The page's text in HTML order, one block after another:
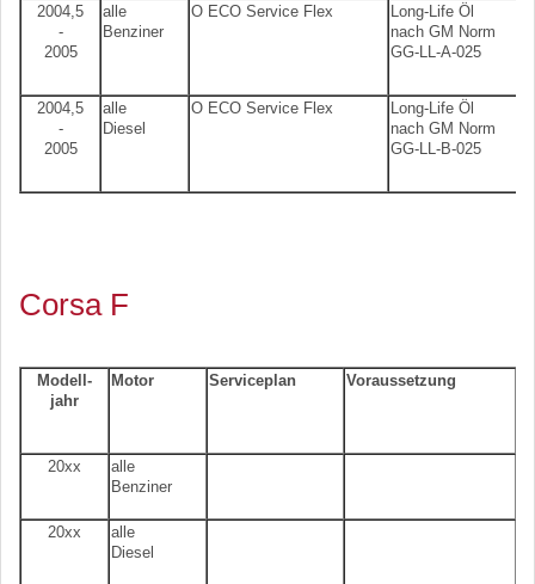
2004,5
-
2005
alle
Benziner
O ECO Service Flex
Long-Life Öl
nach GM Norm
GG-LL-A-025
2004,5
-
2005
alle
Diesel
O ECO Service Flex
Long-Life Öl
nach GM Norm
GG-LL-B-025
Corsa F
Modell-
jahr
Motor Serviceplan Voraussetzung
20xx
alle
Benziner
20xx
alle
Diesel